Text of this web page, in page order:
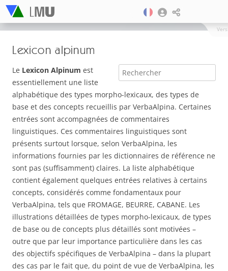
Lexicon alpinum
Le Lexicon Alpinum est
essentiellement une liste
alphabétique des types morpho-lexicaux, des types de
base et des concepts recueillis par VerbaAlpina. Certaines
entrées sont accompagnées de commentaires
linguistiques. Ces commentaires linguistiques sont
présents surtout lorsque, selon VerbaAlpina, les
informations fournies par les dictionnaires de référence ne
sont pas (suffisamment) claires. La liste alphabétique
contient également quelques entrées relatives à certains
concepts, considérés comme fondamentaux pour
VerbaAlpina, tels que FROMAGE, BEURRE, CABANE. Les
illustrations détaillées de types morpho-lexicaux, de types
de base ou de concepts plus détaillés sont motivées –
outre que par leur importance particulière dans les cas
des objectifs spécifiques de VerbaAlpina – dans la plupart
des cas par le fait que, du point de vue de VerbaAlpina, les